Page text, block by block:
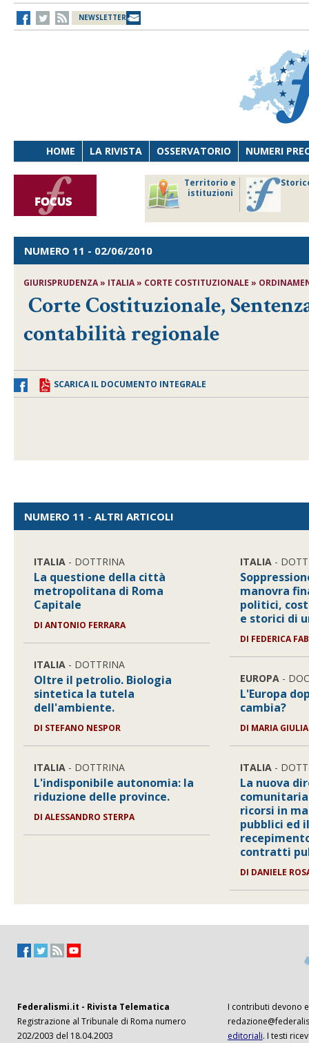
NEWSLETTER
HOME LA RIVISTA OSSERVATORIO NUMERI
Territorio e
istituzioni
NUMERO 11 - 02/06/2010
GIURISPRUDENZA » ITALIA » CORTE COSTITUZIONALE »
Corte Costituzionale,
contabilità regionale
SCARICA IL DOCUMENTO INTEGRALE
NUMERO 11 - ALTRI ARTICOLI
ITALIA - DOTTRINA
La questione della città
metropolitana di Roma
Capitale
DI ANTONIO FERRARA
ITALIA - DOTTRINA
Oltre il petrolio. Biologia
sintetica la tutela
dell'ambiente.
DI STEFANO NESPOR
ITALIA - DOTTRINA
L'indisponibile autonomia: la
riduzione delle province.
DI ALESSANDRO STERPA
ITALIA -
manovra
politici,
e storici di
DI FEDERICA
EUROPA -
L'Europa
cambia?
DI MARIA
ITALIA -
La nuova
ricorsi in
pubblici ed
contratti
DI DANIELE
Federalismi.it - Rivista Telematica
Registrazione al Tribunale di Roma numero
202/2003 del 18.04.2003
I contributi devono
editoriali. I testi